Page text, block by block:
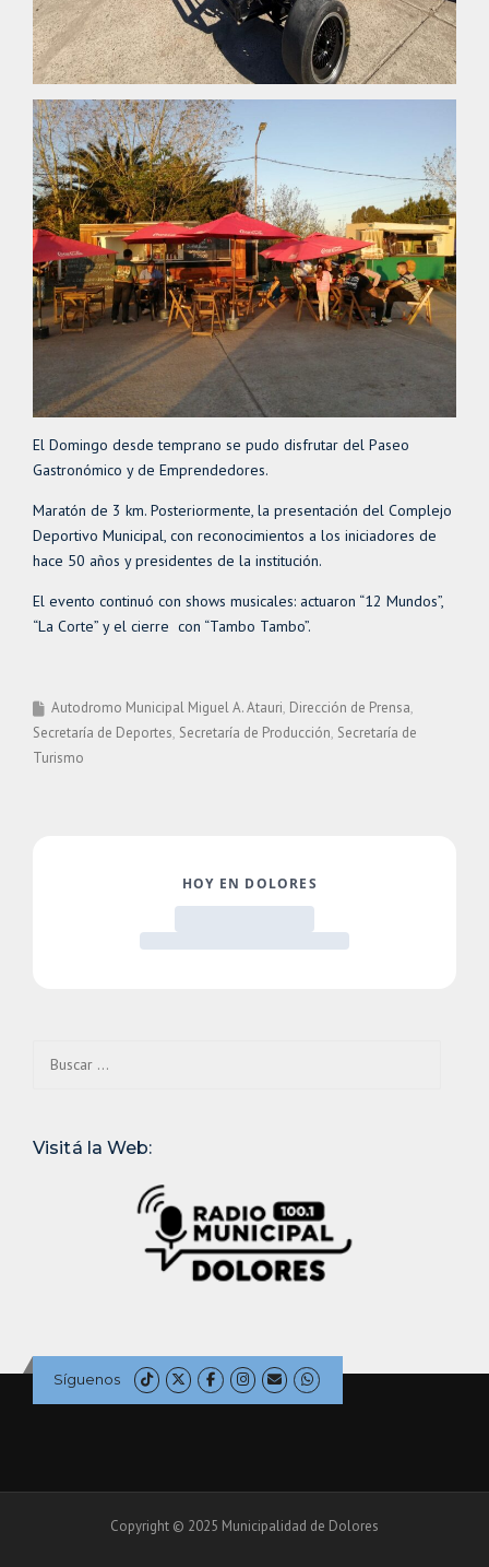
El Domingo desde temprano se pudo disfrutar del Paseo
Gastronómico y de Emprendedores.
Maratón de 3 km. Posteriormente, la presentación del Complejo
Deportivo Municipal, con reconocimientos a los iniciadores de
hace 50 años y presidentes de la institución.
El evento continuó con shows musicales: actuaron “12 Mundos”,
“La Corte” y el cierre con “Tambo Tambo”.
Autodromo Municipal Miguel A. Atauri Dirección de Prensa
Secretaría de Deportes Secretaría de Producción Secretaría de
Turismo
Visitá la Web:
Síguenos
Copyright © 2025 Municipalidad de Dolores